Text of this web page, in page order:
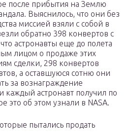
после прибытия на Землю
Выяснилось, что они без
миссией взяли с собой в
обратно 398 конвертов с
астронавты еще до полета
лицом о продаже этих
сделки, 298 конвертов
а оставшуюся сотню они
за вознаграждение
каждый астронавт получил по
это об этом узнали в NASA.
пытались продать